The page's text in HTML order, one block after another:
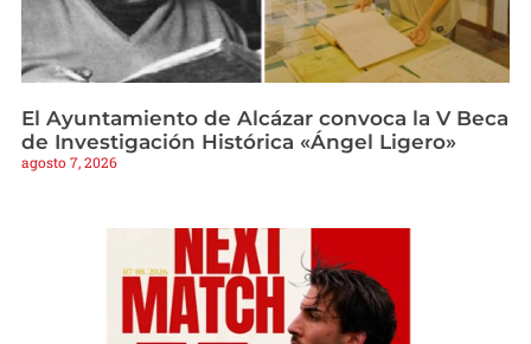
El Ayuntamiento de Alcázar convoca la V Beca
de Investigación Histórica «Ángel Ligero»
agosto 7, 2026